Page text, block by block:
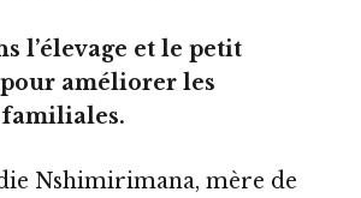
l’élevage et le petit
améliorer les
Nshimirimana, mère de